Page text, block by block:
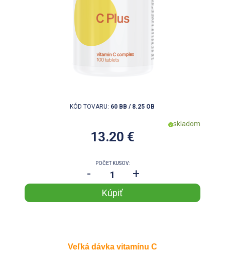
KÓD TOVARU: 60 BB / 8.25 OB
skladom
13.20 €
POČET KUSOV:
- +
Veľká dávka vitamínu C